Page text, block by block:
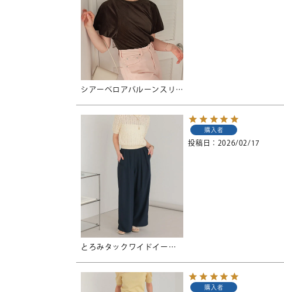
シアーベロアバルーンスリーブトップス
とろみタックワイドイージーパンツ
購入者
投稿日 2026/02/17
購入者